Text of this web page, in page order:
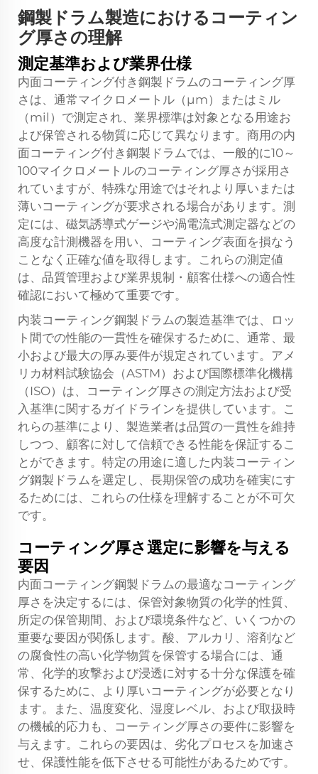
鋼製ドラム製造におけるコーティン
グ厚さの理解
測定基準および業界仕様
内面コーティング付き鋼製ドラムのコーティング厚
さは、通常マイクロメートル（μm）またはミル
（mil）で測定され、業界標準は対象となる用途お
よび保管される物質に応じて異なります。商用の内
面コーティング付き鋼製ドラムでは、一般的に10～
100マイクロメートルのコーティング厚さが採用さ
れていますが、特殊な用途ではそれより厚いまたは
薄いコーティングが要求される場合があります。測
定には、磁気誘導式ゲージや渦電流式測定器などの
高度な計測機器を用い、コーティング表面を損なう
ことなく正確な値を取得します。これらの測定値
は、品質管理および業界規制・顧客仕様への適合性
確認において極めて重要です。
内装コーティング鋼製ドラムの製造基準では、ロッ
ト間での性能の一貫性を確保するために、通常、最
小および最大の厚み要件が規定されています。アメ
リカ材料試験協会（ASTM）および国際標準化機構
（ISO）は、コーティング厚さの測定方法および受
入基準に関するガイドラインを提供しています。こ
れらの基準により、製造業者は品質の一貫性を維持
しつつ、顧客に対して信頼できる性能を保証するこ
とができます。特定の用途に適した内装コーティン
グ鋼製ドラムを選定し、長期保管の成功を確実にす
るためには、これらの仕様を理解することが不可欠
です。
コーティング厚さ選定に影響を与える
要因
内面コーティング鋼製ドラムの最適なコーティング
厚さを決定するには、保管対象物質の化学的性質、
所定の保管期間、および環境条件など、いくつかの
重要な要因が関係します。酸、アルカリ、溶剤など
の腐食性の高い化学物質を保管する場合には、通
常、化学的攻撃および浸透に対する十分な保護を確
保するために、より厚いコーティングが必要となり
ます。また、温度変化、湿度レベル、および取扱時
の機械的応力も、コーティング厚さの要件に影響を
与えます。これらの要因は、劣化プロセスを加速さ
せ、保護性能を低下させる可能性があるためです。